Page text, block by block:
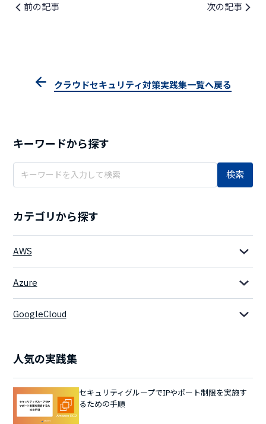
前の記事 次の記事
クラウドセキュリティ対策実践集一覧へ戻る
キーワードから探す
検索
カテゴリから探す
AWS
Azure
GoogleCloud
人気の実践集
セキュリティグループでIPやポート制限を実施す
るための手順